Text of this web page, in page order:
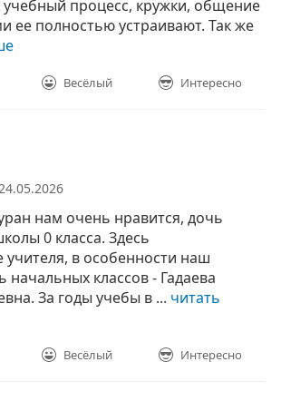
учебный процесс, кружки, общение
ее полностью устраивают. Так же
Весёлый Интересно
нам очень нравится, дочь
0 класса. Здесь
в особенности наш
начальных классов - Гадаева
За годы учебы в ... читать
Весёлый Интересно